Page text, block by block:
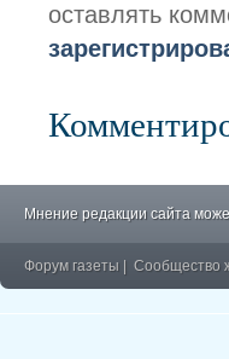
оставлять
Мнение редакции сайта
Форум газеты Сообщество
�